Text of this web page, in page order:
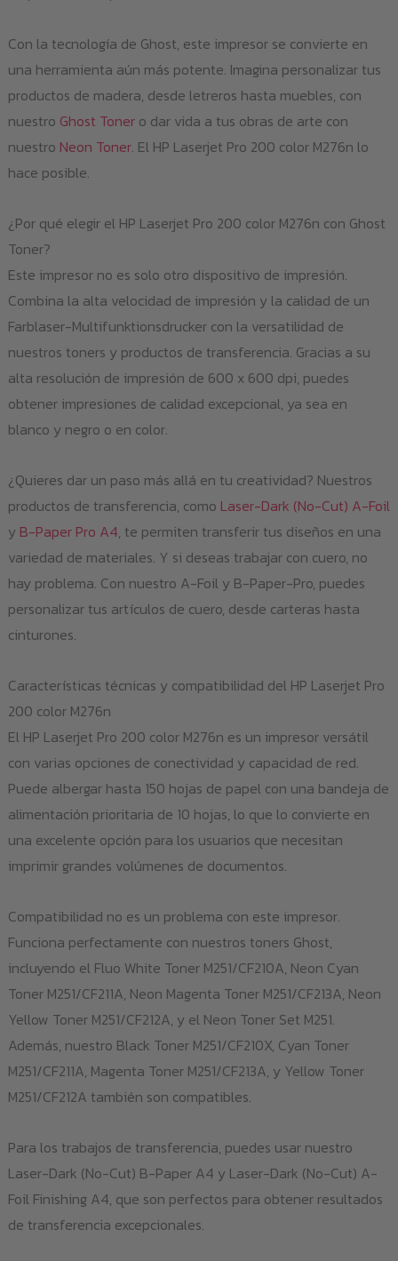
Con la tecnología de Ghost, este impresor se convierte en
una herramienta aún más potente. Imagina personalizar tus
productos de madera, desde letreros hasta muebles, con
nuestro Ghost Tonero dar vida a tus obras de arte con
nuestro Neon Toner. El HP Laserjet Pro 200 color M276n lo
hace posible.
¿Por qué elegir el HP Laserjet Pro 200 color M276n con Ghost
Toner?
Este impresor no es solo otro dispositivo de impresión.
Combina la alta velocidad de impresión y la calidad de un
Farblaser-Multifunktionsdrucker con la versatilidad de
nuestros toners y productos de transferencia. Gracias a su
alta resolución de impresión de 600 x 600 dpi, puedes
obtener impresiones de calidad excepcional, ya sea en
blanco y negro o en color.
¿Quieres dar un paso más allá en tu creatividad? Nuestros
productos de transferencia, como Laser-Dark (No-Cut) A-Foil
y B-Paper Pro A4, te permiten transferir tus diseños en una
variedad de materiales. Y si deseas trabajar con cuero, no
hay problema. Con nuestro A-Foil y B-Paper-Pro, puedes
personalizar tus artículos de cuero, desde carteras hasta
cinturones.
Características técnicas y compatibilidad del HP Laserjet Pro
200 color M276n
El HP Laserjet Pro 200 color M276n es un impresor versátil
con varias opciones de conectividad y capacidad de red.
Puede albergar hasta 150 hojas de papel con una bandeja de
alimentación prioritaria de 10 hojas, lo que lo convierte en
una excelente opción para los usuarios que necesitan
imprimir grandes volúmenes de documentos.
Compatibilidad no es un problema con este impresor.
Funciona perfectamente con nuestros toners Ghost,
incluyendo el Fluo White Toner M251/CF210A, Neon Cyan
Toner M251/CF211A, Neon Magenta Toner M251/CF213A, Neon
Yellow Toner M251/CF212A, y el Neon Toner Set M251.
Además, nuestro Black Toner M251/CF210X, Cyan Toner
M251/CF211A, Magenta Toner M251/CF213A, y Yellow Toner
M251/CF212A también son compatibles.
Para los trabajos de transferencia, puedes usar nuestro
Laser-Dark (No-Cut) B-Paper A4 y Laser-Dark (No-Cut) A-
Foil Finishing A4, que son perfectos para obtener resultados
de transferencia excepcionales.